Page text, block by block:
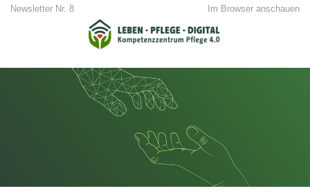
Newsletter Nr. 8 Im Browser anschauen